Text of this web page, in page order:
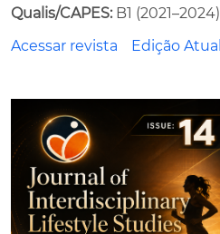
Qualis/CAPES:B1 (2021–2024)
Acessar revista
Edição Atual